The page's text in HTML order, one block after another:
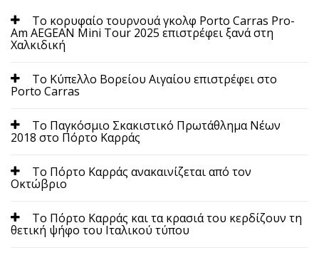
Το κορυφαίο τουρνουά γκολφ Porto Carras Pro-
Am AEGEAN Mini Tour 2025 επιστρέφει ξανά στη
Χαλκιδική
Το Κύπελλο Βορείου Αιγαίου επιστρέφει στο
Porto Carras
Το Παγκόσμιο Σκακιστικό Πρωτάθλημα Νέων
2018 στο Πόρτο Καρράς
Το Πόρτο Καρράς ανακαινίζεται από τον
Οκτώβριο
Το Πόρτο Καρράς και τα κρασιά του κερδίζουν τη
θετική ψήφο του Ιταλικού τύπου